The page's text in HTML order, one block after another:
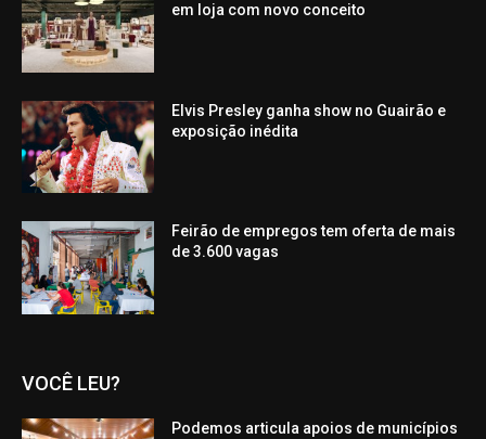
em loja com novo conceito
Elvis Presley ganha show no Guairão e
exposição inédita
Feirão de empregos tem oferta de mais
de 3.600 vagas
VOCÊ LEU?
Podemos articula apoios de municípios